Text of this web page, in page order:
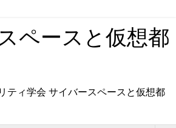
ペースと仮想都
ティ学会 サイバースペースと仮想都